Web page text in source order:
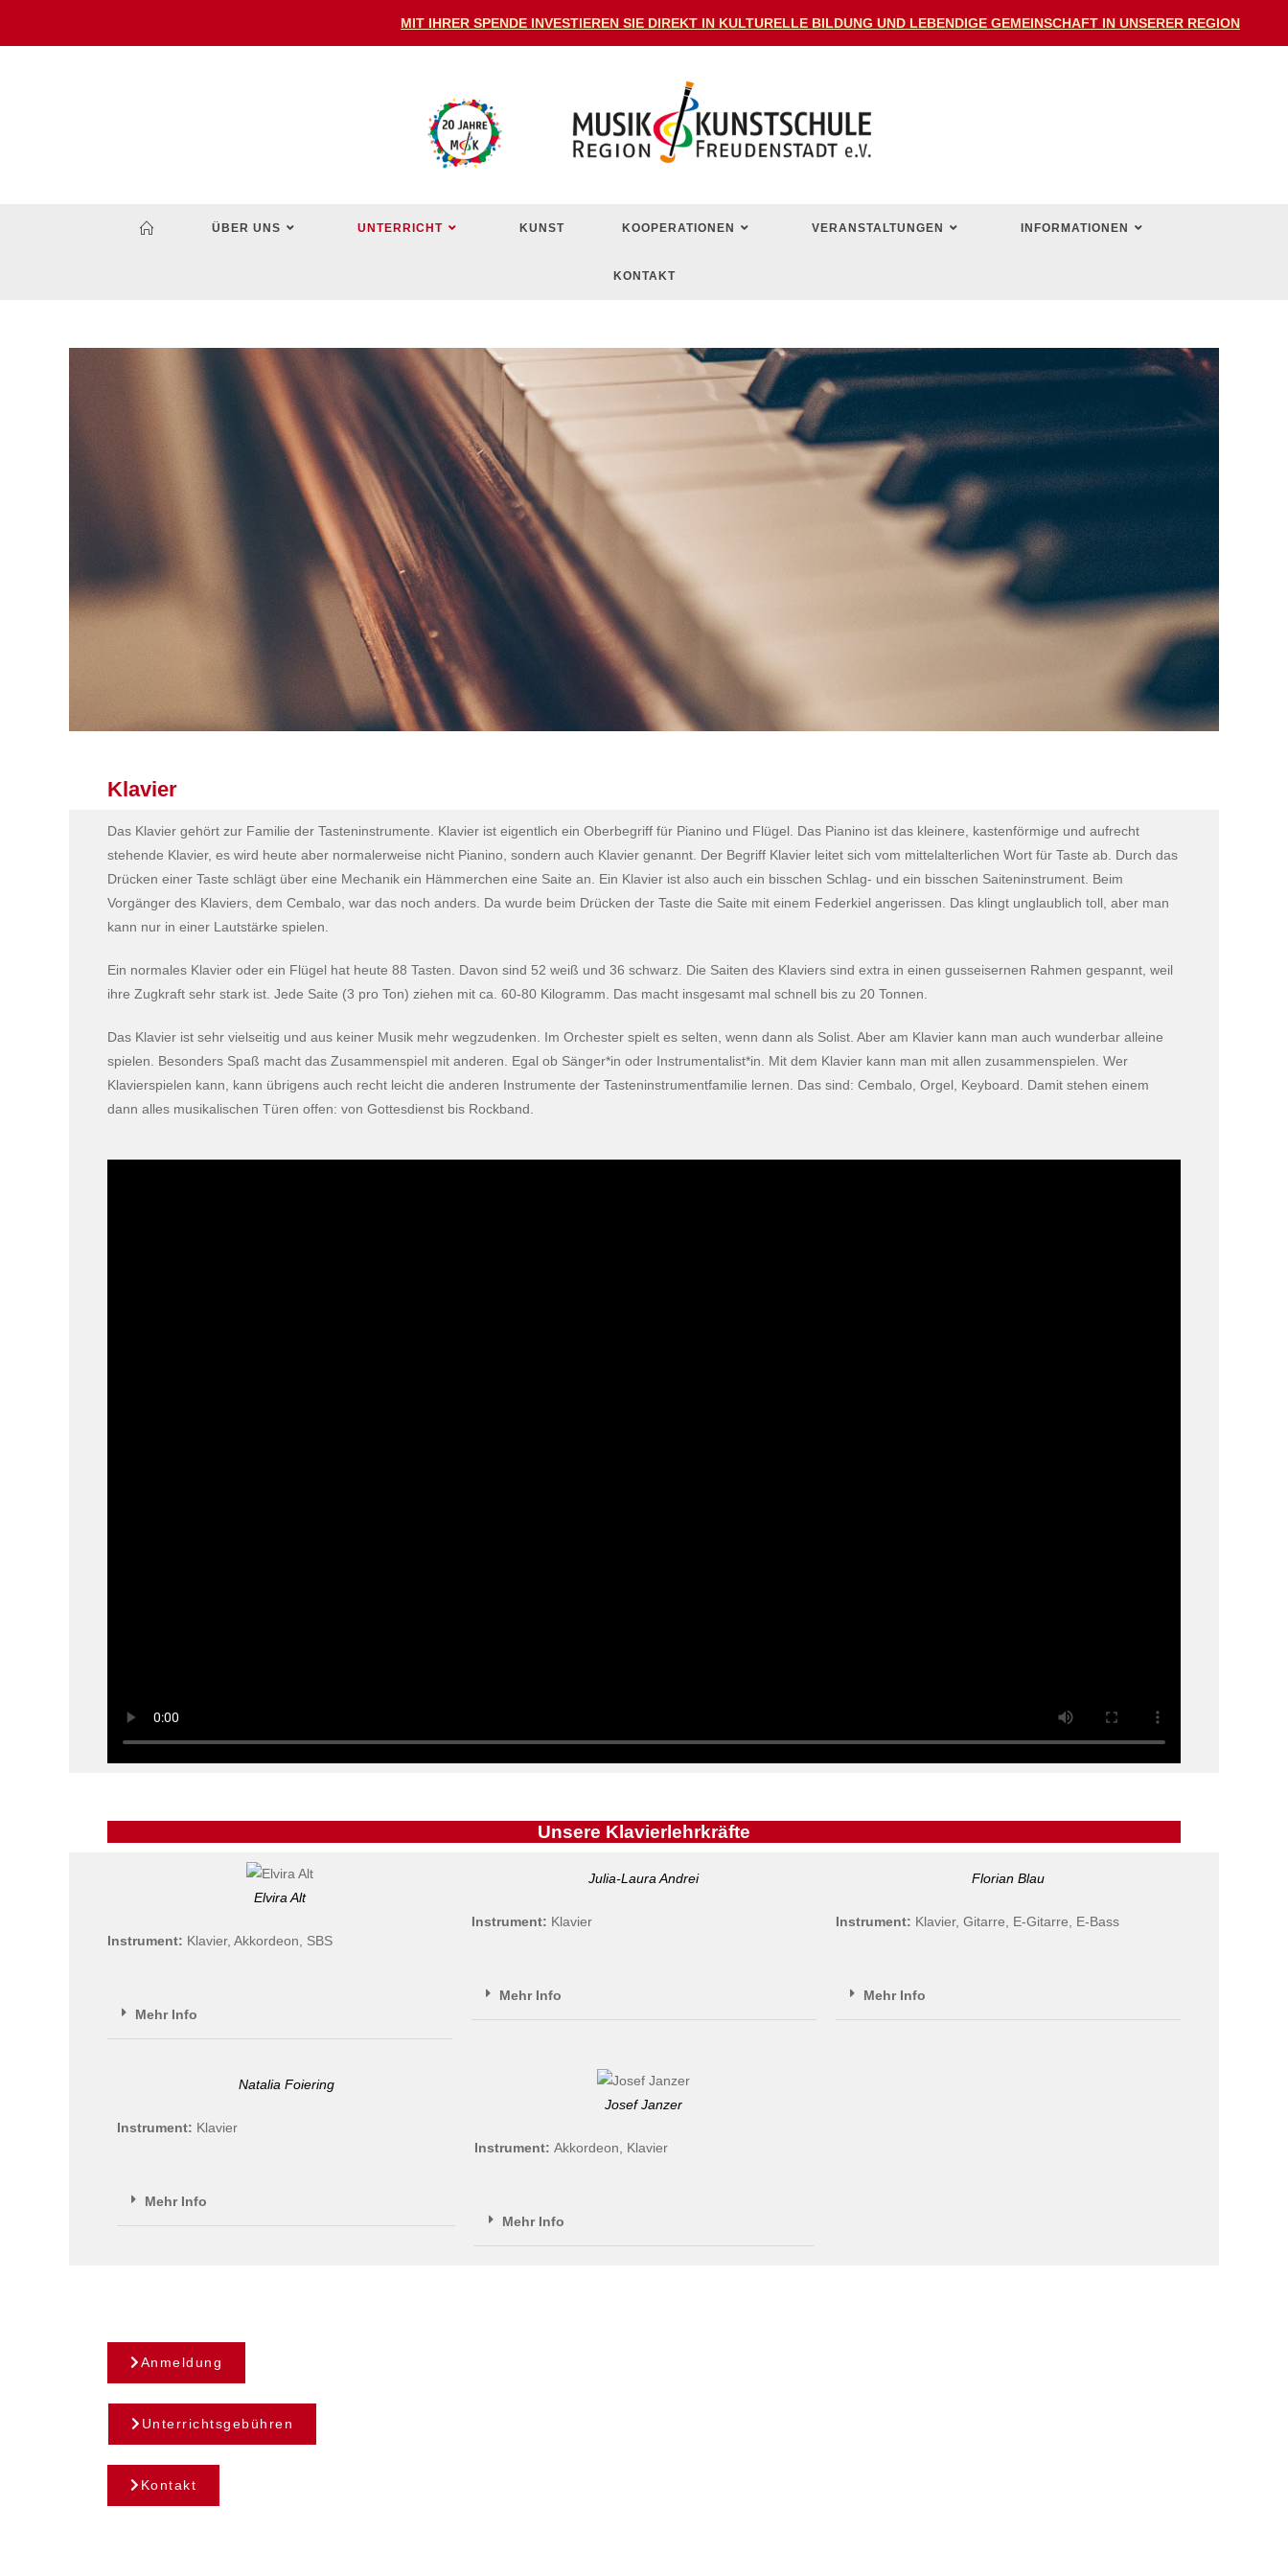
MIT IHRER SPENDE INVESTIEREN SIE DIREKT IN KULTURELLE BILDUNG UND LEBENDIGE GEMEINSCHAFT IN UNSERER REGION
ÜBER UNS UNTERRICHT KUNST KOOPERATIONEN VERANSTALTUNGEN INFORMATIONEN
KONTAKT
Klavier
Das Klavier gehört zur Familie der Tasteninstrumente. Klavier ist eigentlich ein Oberbegriff für Pianino und Flügel. Das Pianino ist das kleinere, kastenförmige und aufrecht
stehende Klavier, es wird heute aber normalerweise nicht Pianino, sondern auch Klavier genannt. Der Begriff Klavier leitet sich vom mittelalterlichen Wort für Taste ab. Durch das
Drücken einer Taste schlägt über eine Mechanik ein Hämmerchen eine Saite an. Ein Klavier ist also auch ein bisschen Schlag- und ein bisschen Saiteninstrument. Beim
Vorgänger des Klaviers, dem Cembalo, war das noch anders. Da wurde beim Drücken der Taste die Saite mit einem Federkiel angerissen. Das klingt unglaublich toll, aber man
kann nur in einer Lautstärke spielen.
Ein normales Klavier oder ein Flügel hat heute 88 Tasten. Davon sind 52 weiß und 36 schwarz. Die Saiten des Klaviers sind extra in einen gusseisernen Rahmen gespannt, weil
ihre Zugkraft sehr stark ist. Jede Saite (3 pro Ton) ziehen mit ca. 60-80 Kilogramm. Das macht insgesamt mal schnell bis zu 20 Tonnen.
Das Klavier ist sehr vielseitig und aus keiner Musik mehr wegzudenken. Im Orchester spielt es selten, wenn dann als Solist. Aber am Klavier kann man auch wunderbar alleine
spielen. Besonders Spaß macht das Zusammenspiel mit anderen. Egal ob Sänger*in oder Instrumentalist*in. Mit dem Klavier kann man mit allen zusammenspielen. Wer
Klavierspielen kann, kann übrigens auch recht leicht die anderen Instrumente der Tasteninstrumentfamilie lernen. Das sind: Cembalo, Orgel, Keyboard. Damit stehen einem
dann alles musikalischen Türen offen: von Gottesdienst bis Rockband.
Unsere Klavierlehrkräfte
Elvira Alt
Instrument: Klavier, Akkordeon, SBS
Mehr Info
Julia-Laura Andrei
Instrument: Klavier
Mehr Info
Florian Blau
Instrument: Klavier, Gitarre, E-Gitarre, E-Bass
Mehr Info
Natalia Foiering
Instrument: Klavier
Mehr Info
Josef Janzer
Instrument:Akkordeon, Klavier
Mehr Info
Anmeldung
Unterrichtsgebühren
Kontakt